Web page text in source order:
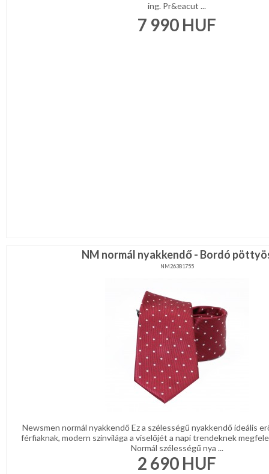
ing. Pr&eacut ...
7 990 HUF
NM normál nyakkendő - Bordó
NM26381755
Newsmen normál nyakkendő Ez a szélességű nyakkendő ideális
férfiaknak, modern színvilága a viselőjét a napi trendeknek
Normál szélességű nya ...
2 690 HUF